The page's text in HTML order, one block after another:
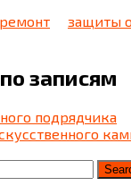
защиты
записям
подрядчика